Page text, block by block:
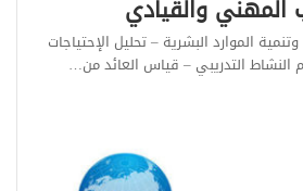
المهني والقيادي
الموارد البشرية – تحليل الإحتياجات
النشاط التدريبي – قياس العائد من…